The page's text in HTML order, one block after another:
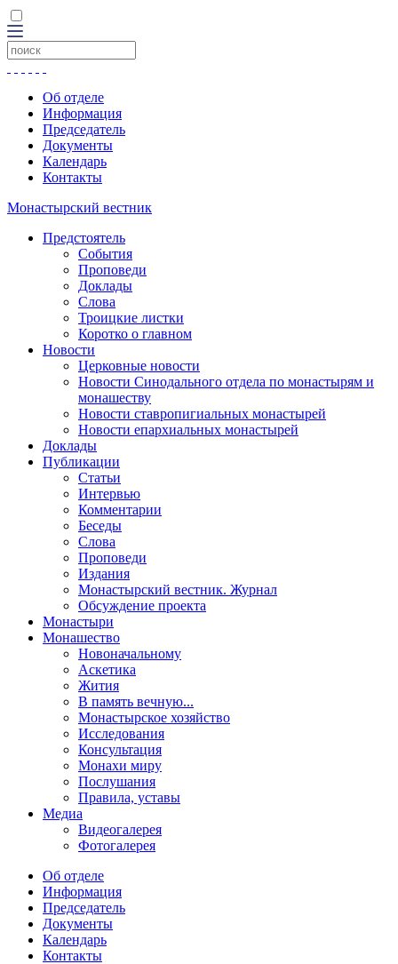
Об отделе
Информация
Председатель
Документы
Календарь
Контакты
Монастырский вестник
Предстоятель
События
Проповеди
Доклады
Слова
Троицкие листки
Коротко о главном
Новости
Церковные новости
Новости Синодального отдела по монастырям и
монашеству
Новости ставропигиальных монастырей
Новости епархиальных монастырей
Доклады
Публикации
Статьи
Интервью
Комментарии
Беседы
Слова
Проповеди
Издания
Монастырский вестник. Журнал
Обсуждение проекта
Монастыри
Монашество
Новоначальному
Аскетика
Жития
В память вечную...
Монастырское хозяйство
Исследования
Консультация
Монахи миру
Послушания
Правила, уставы
Медиа
Видеогалерея
Фотогалерея
Об отделе
Информация
Председатель
Документы
Календарь
Контакты